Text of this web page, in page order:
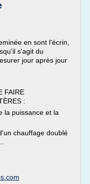
en sont l'écrin,
s'agit du
jour après jour
FAIRE
:
la puissance et la
chauffage doublé